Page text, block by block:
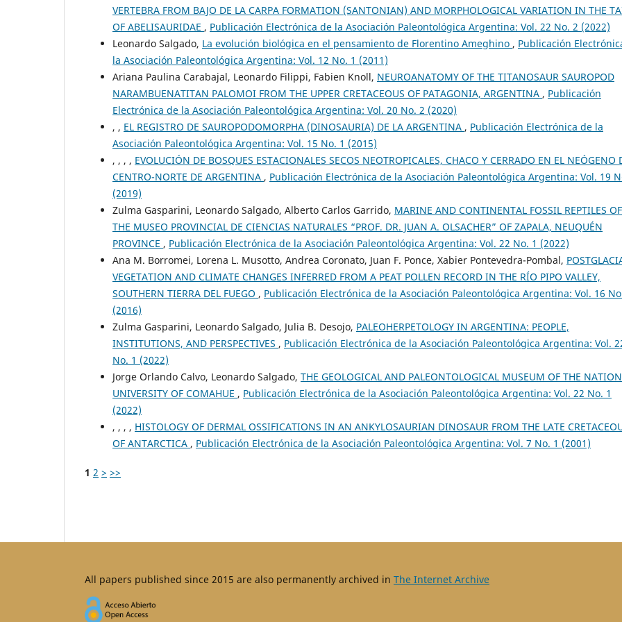
VERTEBRA FROM BAJO DE LA CARPA FORMATION (SANTONIAN) AND MORPHOLOGICAL VARIATION IN THE
OF ABELISAURIDAE , Publicación Electrónica de la Asociación Paleontológica Argentina: Vol. 22 No. 2 (2022)
Leonardo Salgado, La evolución biológica en el pensamiento de Florentino Ameghino , Publicación
la Asociación Paleontológica Argentina: Vol. 12 No. 1 (2011)
Ariana Paulina Carabajal, Leonardo Filippi, Fabien Knoll, NEUROANATOMY OF THE TITANOSAUR SAUROPOD
NARAMBUENATITAN PALOMOI FROM THE UPPER CRETACEOUS OF PATAGONIA, ARGENTINA , Publicación
Electrónica de la Asociación Paleontológica Argentina: Vol. 20 No. 2 (2020)
, , EL REGISTRO DE SAUROPODOMORPHA (DINOSAURIA) DE LA ARGENTINA , Publicación Electrónica de la
Asociación Paleontológica Argentina: Vol. 15 No. 1 (2015)
, , , , EVOLUCIÓN DE BOSQUES ESTACIONALES SECOS NEOTROPICALES, CHACO Y CERRADO EN EL NEÓGENO
CENTRO-NORTE DE ARGENTINA , Publicación Electrónica de la Asociación Paleontológica Argentina: Vol. 19
(2019)
Zulma Gasparini, Leonardo Salgado, Alberto Carlos Garrido, MARINE AND CONTINENTAL FOSSIL REPTILES OF
THE MUSEO PROVINCIAL DE CIENCIAS NATURALES “PROF. DR. JUAN A. OLSACHER” OF ZAPALA, NEUQUÉN
PROVINCE , Publicación Electrónica de la Asociación Paleontológica Argentina: Vol. 22 No. 1 (2022)
Ana M. Borromei, Lorena L. Musotto, Andrea Coronato, Juan F. Ponce, Xabier Pontevedra-Pombal,
VEGETATION AND CLIMATE CHANGES INFERRED FROM A PEAT POLLEN RECORD IN THE RÍO PIPO VALLEY,
SOUTHERN TIERRA DEL FUEGO , Publicación Electrónica de la Asociación Paleontológica Argentina: Vol. 16
(2016)
Zulma Gasparini, Leonardo Salgado, Julia B. Desojo, PALEOHERPETOLOGY IN ARGENTINA: PEOPLE,
INSTITUTIONS, AND PERSPECTIVES , Publicación Electrónica de la Asociación Paleontológica Argentina: Vol.
No. 1 (2022)
Jorge Orlando Calvo, Leonardo Salgado, THE GEOLOGICAL AND PALEONTOLOGICAL MUSEUM OF THE
UNIVERSITY OF COMAHUE , Publicación Electrónica de la Asociación Paleontológica Argentina: Vol. 22 No. 1
(2022)
, , , , HISTOLOGY OF DERMAL OSSIFICATIONS IN AN ANKYLOSAURIAN DINOSAUR FROM THE LATE
OF ANTARCTICA , Publicación Electrónica de la Asociación Paleontológica Argentina: Vol. 7 No. 1 (2001)
1 2 > >>
All papers published since 2015 are also permanently archived in The Internet Archive